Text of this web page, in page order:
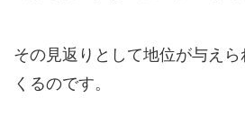
その見返りとして地位が与え
くるのです。